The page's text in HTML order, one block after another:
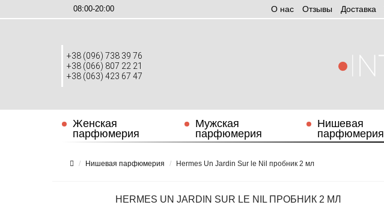
08:00-20:00 О нас Отзывы Доставка
+38 (096) 738 39 76
+38 (066) 807 22 21
+38 (063) 423 67 47
Женская
парфюмерия
Мужская
парфюмерия
Нишевая
парфюмерия
Нишевая парфюмерия Hermes Un Jardin Sur le Nil пробник 2 мл
HERMES UN JARDIN SUR LE NIL ПРОБНИК 2 МЛ